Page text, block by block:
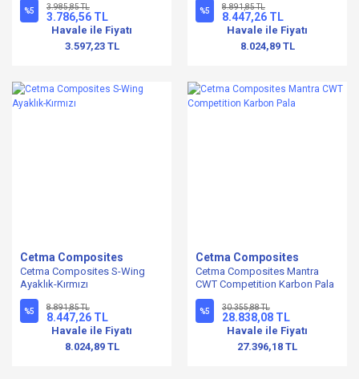
%5 3.985,85 TL
3.786,56 TL
Havale ile Fiyatı
3.597,23 TL
%5 8.891,85 TL
8.447,26 TL
Havale ile Fiyatı
8.024,89 TL
Cetma Composites
Cetma Composites S-Wing
Ayaklık-Kırmızı
%5 8.891,85 TL
8.447,26 TL
Havale ile Fiyatı
8.024,89 TL
Cetma Composites
Cetma Composites Mantra
CWT Competition Karbon Pala
%5 30.355,88 TL
28.838,08 TL
Havale ile Fiyatı
27.396,18 TL